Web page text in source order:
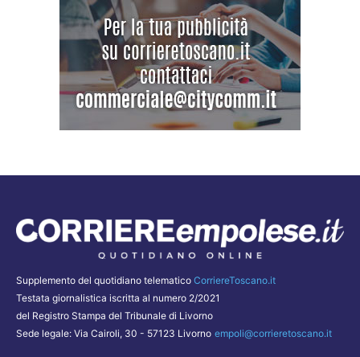
Supplemento del quotidiano telematico CorriereToscano.it
Testata giornalistica iscritta al numero 2/2021
del Registro Stampa del Tribunale di Livorno
Sede legale: Via Cairoli, 30 - 57123 Livorno empoli@corrieretoscano.it